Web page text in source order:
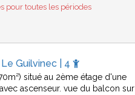
pour toutes les périodes
Guilvinec | 4
situé au 2ème étage d'une
ascenseur. vue du balcon sur